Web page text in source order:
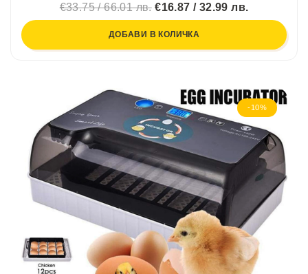
€33.75 / 66.01 лв.€16.87 / 32.99 лв.
ДОБАВИ В КОЛИЧКА
-10%